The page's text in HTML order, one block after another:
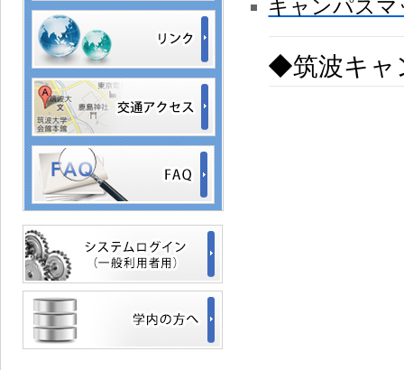
キャンパスマ
◆筑波キャ